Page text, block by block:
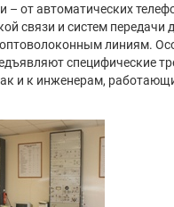
– от автоматических
связи и систем передачи
линиям.
специфические
и к инженерам,